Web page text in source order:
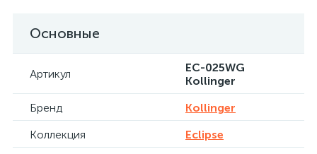
Основные
Артикул
EC-025WG
Kollinger
Бренд
Kollinger
Коллекция
Eclipse